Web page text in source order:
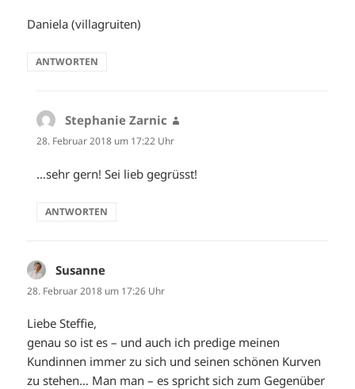
Daniela (villagruiten)
ANTWORTEN
Stephanie Zarnic
28. Februar 2018 um 17:22 Uhr
…sehr gern! Sei lieb gegrüsst!
ANTWORTEN
Susanne
28. Februar 2018 um 17:26 Uhr
Liebe Steffie,
genau so ist es – und auch ich predige meinen
Kundinnen immer zu sich und seinen schönen Kurven
zu stehen… Man man – es spricht sich zum Gegenüber